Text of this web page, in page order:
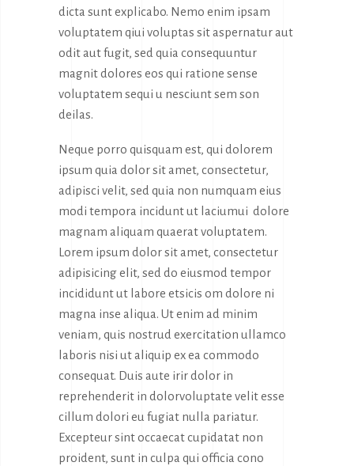
dicta sunt explicabo. Nemo enim ipsam
voluptatem qiui voluptas sit aspernatur aut
odit aut fugit, sed quia consequuntur
magnit dolores eos qui ratione sense
voluptatem sequi u nesciunt sem son
deilas.
Neque porro quisquam est, qui dolorem
ipsum quia dolor sit amet, consectetur,
adipisci velit, sed quia non numquam eius
modi tempora incidunt ut laciumui dolore
magnam aliquam quaerat voluptatem.
Lorem ipsum dolor sit amet, consectetur
adipisicing elit, sed do eiusmod tempor
incididunt ut labore etsicis om dolore ni
magna inse aliqua. Ut enim ad minim
veniam, quis nostrud exercitation ullamco
laboris nisi ut aliquip ex ea commodo
consequat. Duis aute irir dolor in
reprehenderit in dolorvoluptate velit esse
cillum dolori eu fugiat nulla pariatur.
Excepteur sint occaecat cupidatat non
proident, sunt in culpa qui officia cono